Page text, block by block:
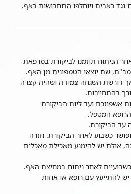
כאבים ויוחלפו התחבושות באף.
הניתוח תוזמנו לביקורת במרפאת
שם יוצאו הטמפונים מן האף.
דורשת השגחה צמודה ושהיה קצרה
בהתחייבות.
אשפוזכם ועד ליום הביקורת
המטפל.
עד הביקורת.
כשבוע לאחר הביקורת. חזרה
אולם יש להימנע מאכילת מאכלים
לאחר ניתוח במחיצת האף.
להתייעץ עם רופא או אחות